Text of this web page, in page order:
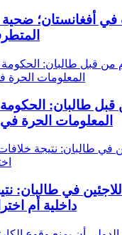
في أفغانستان؛
قبل طالبان:
المعلومات الحرة
في طالبان:
داخلية أم